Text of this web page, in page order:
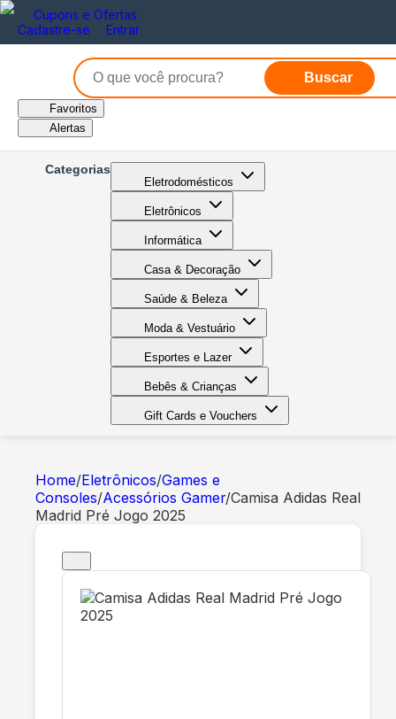
Cupons e Ofertas
Cadastre-se
Entrar
Buscar
Favoritos
Alertas
Categorias
Eletrodomésticos
Eletrônicos
Informática
Casa & Decoração
Saúde & Beleza
Moda & Vestuário
Esportes e Lazer
Bebês & Crianças
Gift Cards e Vouchers
Home/Eletrônicos/Games e
Consoles/Acessórios Gamer/Camisa Adidas Real
Madrid Pré Jogo 2025